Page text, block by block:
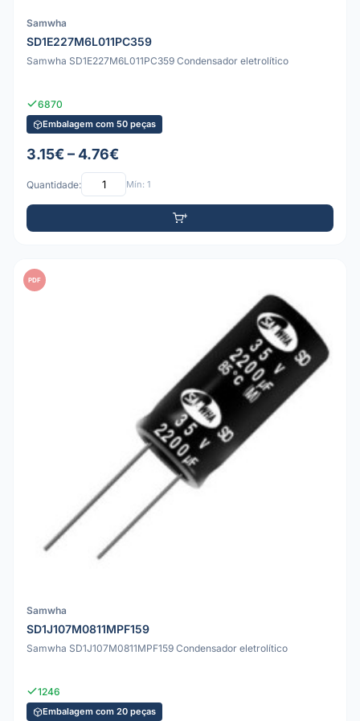
Samwha
SD1E227M6L011PC359
Samwha SD1E227M6L011PC359 Condensador eletrolítico
6870
Embalagem com 50 peças
3.15€ – 4.76€
Quantidade: Mín: 1
PDF
Samwha
SD1J107M0811MPF159
Samwha SD1J107M0811MPF159 Condensador eletrolítico
1246
Embalagem com 20 peças